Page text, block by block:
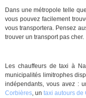
Dans une métropole telle
vous pouvez facilement
vous transportera. Pensez
trouver un transport pas cher.
Les chauffeurs de taxi à
municipalités limitrophes
indépendants, vous avez :
Corbières, un taxi autours de